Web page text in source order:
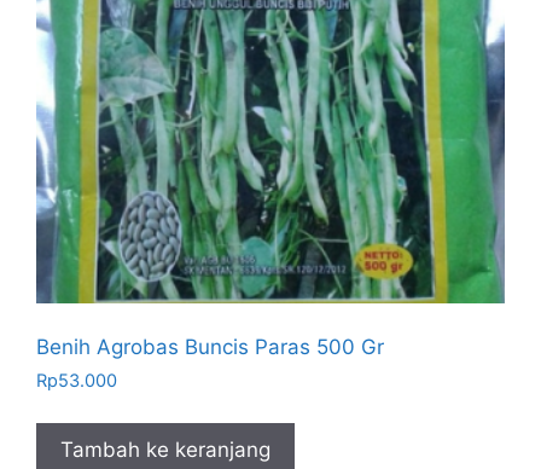
Benih Agrobas Buncis Paras 500 Gr
Rp53.000
Tambah ke keranjang